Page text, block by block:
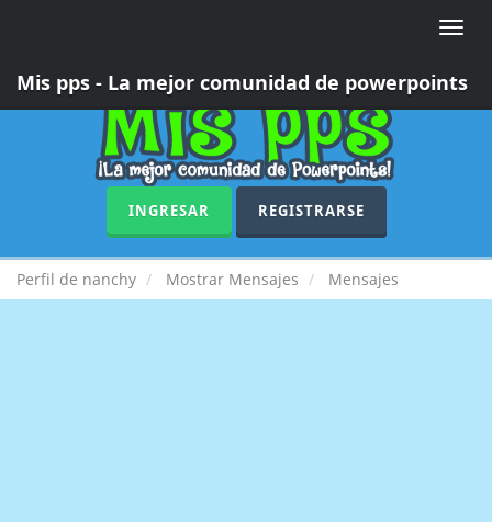
Toggle
Mis pps - La mejor comunidad de powerpoints
INGRESAR REGISTRARSE
Perfil de nanchy Mostrar Mensajes Mensajes